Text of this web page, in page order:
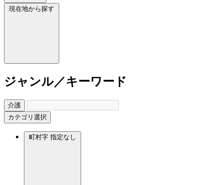
現在地から探す
ジャンル／キーワード
介護
カテゴリ選択
町村字 指定なし